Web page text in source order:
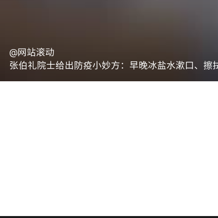
@网站滚动
张伯礼院士给出防疫小妙方：早晚冰盐水漱口、擦